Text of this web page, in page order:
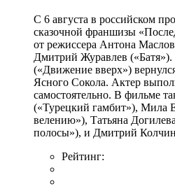
С 6 августа в российском
сказочной франшизы
от режиссера Антона
Дмитрий Журавлев
(«Движение вверх»)
Ясного Сокола. Актер
самостоятельно. В фильме
(«Турецкий гамбит»), Мила
велению»), Татьяна
полосы»), и Дмитрий
Рейтинг: